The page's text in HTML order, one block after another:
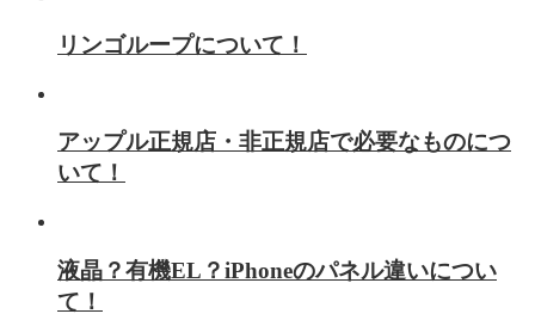
リンゴループについて！
アップル正規店・非正規店で必要なものにつ
いて！
液晶？有機EL？iPhoneのパネル違いについ
て！